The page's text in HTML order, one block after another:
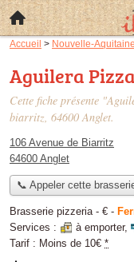
Accueil > Nouvelle-Aquitaine
Aguilera Pizza
Cette fiche présente
biarritz, 64600 Anglet.
106 Avenue de Biarritz
64600 Anglet
📞 Appeler cette
Brasserie pizzeria - € -
Services :
à emporter,
Tarif : Moins de 10€ *